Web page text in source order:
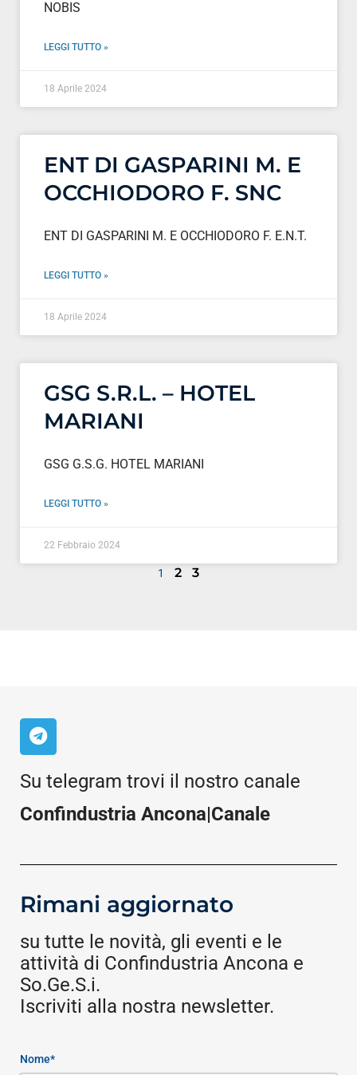
NOBIS
LEGGI TUTTO »
18 Aprile 2024
ENT DI GASPARINI M. E
OCCHIODORO F. SNC
ENT DI GASPARINI M. E OCCHIODORO F. E.N.T.
LEGGI TUTTO »
18 Aprile 2024
GSG S.R.L. – HOTEL
MARIANI
GSG G.S.G. HOTEL MARIANI
LEGGI TUTTO »
22 Febbraio 2024
1 2 3
Su telegram trovi il nostro canale
Confindustria Ancona|Canale
Rimani aggiornato
su tutte le novità, gli eventi e le
attività di Confindustria Ancona e
So.Ge.S.i.
Iscriviti alla nostra newsletter.
Nome*